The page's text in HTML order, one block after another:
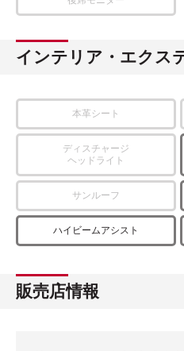
インテリア・エクス
本革シート
ディスチャージ
ヘッドライト
サンルーフ
ハイビームアシスト
販売店情報